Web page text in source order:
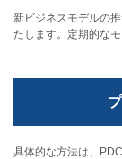
新ビジネスモデルの
たします。定期的な
具体的な方法は、